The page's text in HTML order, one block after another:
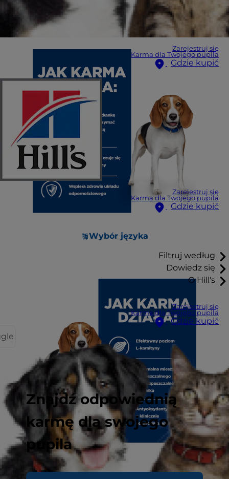
Zarejestruj się
Karma dla Twojego pupila
Gdzie kupić
Zarejestruj się
Karma dla Twojego pupila
Gdzie kupić
Wybór języka
Filtruj według
Dowiedz się
O Hill's
Zarejestruj się
Karma dla Twojego pupila
Gdzie kupić
Znajdź odpowiednią
karmę dla swojego
pupila